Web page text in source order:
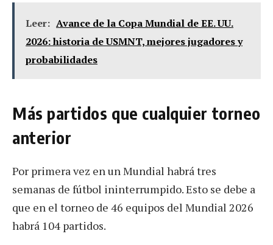
Leer: Avance de la Copa Mundial de EE. UU.
2026: historia de USMNT, mejores jugadores y
probabilidades
Más partidos que cualquier torneo
anterior
Por primera vez en un Mundial habrá tres
semanas de fútbol ininterrumpido. Esto se debe a
que en el torneo de 46 equipos del Mundial 2026
habrá 104 partidos.